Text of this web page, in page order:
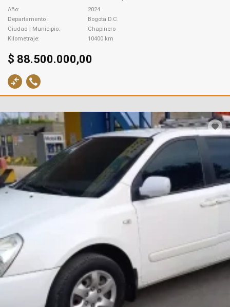
Año
2024
Departamento
Bogota D.C.
Ciudad | Municipio
Chapinero
Kilometraje
10400 km
$ 88.500.000,00